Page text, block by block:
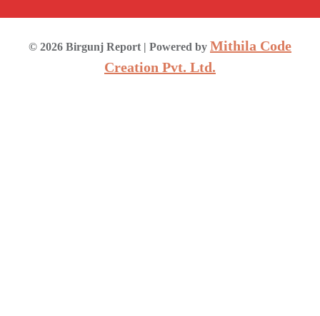
© 2026 Birgunj Report | Powered by Mithila Code
Creation Pvt. Ltd.